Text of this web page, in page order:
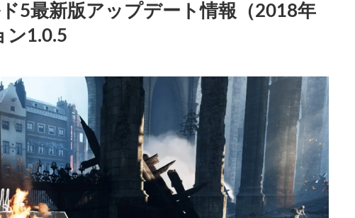
5最新版アップデート情報（2018年
ン1.0.5